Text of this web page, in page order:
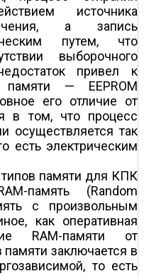
источника
а запись
путем, что
выборочного
привел к
памяти — EEPROM
его отличие от
в том, что процесс
осуществляется так
есть электрическим
памяти для КПК
память (Random
с произвольным
как оперативная
RAM-памяти от
заключается в
то есть